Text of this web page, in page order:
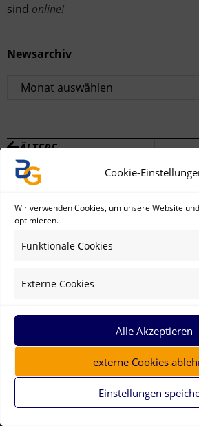
Cookie-
Wir verwenden Cookies, um unsere Website
optimieren.
Funktionale Cookies
Externe Cookies
Alle Akzeptieren
externe Cookies
Einstellungen
sind online!
Newsarchiv
ÄLTERE